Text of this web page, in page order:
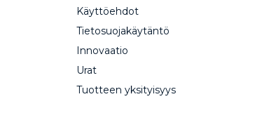
Käyttöehdot
Tietosuojakäytäntö
Innovaatio
Urat
Tuotteen yksityisyys